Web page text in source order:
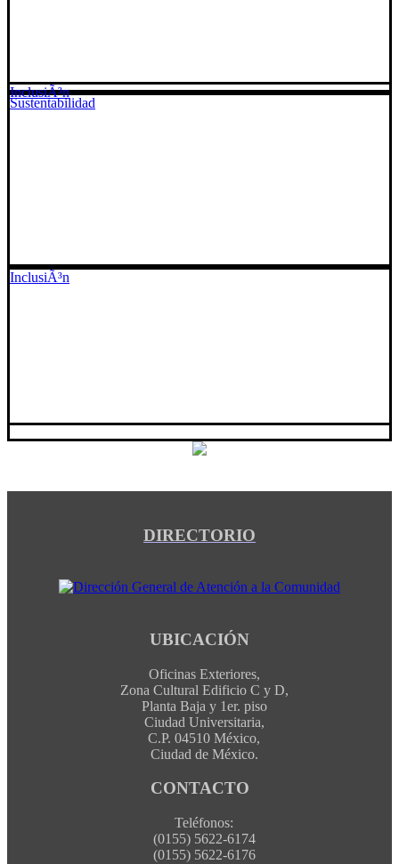
Sustentabilidad
InclusiÃ³n
InclusiÃ³n
DIRECTORIO
UBICACIÓN
Oficinas Exteriores,
Zona Cultural Edificio C y D,
Planta Baja y 1er. piso
Ciudad Universitaria,
C.P. 04510 México,
Ciudad de México.
CONTACTO
Teléfonos:
(0155) 5622-6174
(0155) 5622-6176